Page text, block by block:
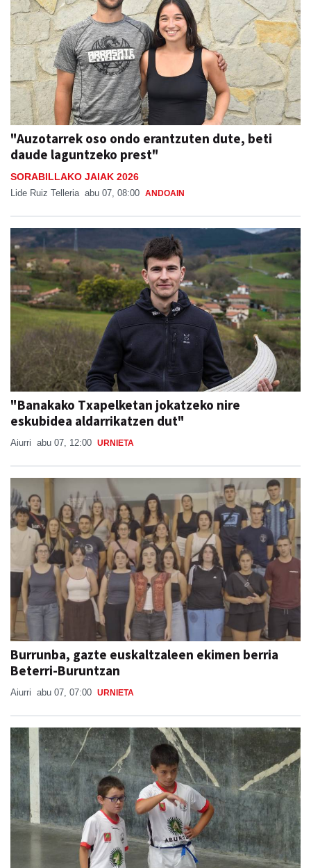
"Auzotarrek oso ondo erantzuten dute, beti
daude laguntzeko prest"
SORABILLAKO JAIAK 2026
Lide Ruiz Telleria abu 07, 08:00 ANDOAIN
"Banakako Txapelketan jokatzeko nire
eskubidea aldarrikatzen dut"
Aiurri abu 07, 12:00 URNIETA
Burrunba, gazte euskaltzaleen ekimen berria
Beterri-Buruntzan
Aiurri abu 07, 07:00 URNIETA